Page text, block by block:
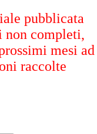
pubblicata
non completi,
mesi ad
raccolte